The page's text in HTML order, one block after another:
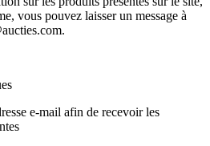
vous pouvez laisser un message à
e-mail afin de recevoir les